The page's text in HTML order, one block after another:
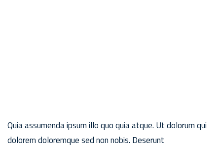
Quia assumenda ipsum illo quo quia atque. Ut dolorum qui
dolorem doloremque sed non nobis. Deserunt